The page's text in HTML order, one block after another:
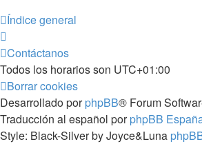
Índice general
Contáctanos
Todos los horarios son UTC+01:00
Borrar cookies
Desarrollado porphpBB® Forum
Traducción al español porphpBB
Style: Black-Silver by Joyce&Luna